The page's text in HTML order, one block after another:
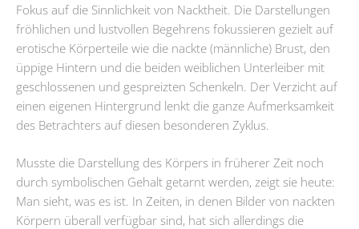
Fokus auf die Sinnlichkeit von Nacktheit. Die Darstellungen
fröhlichen und lustvollen Begehrens fokussieren gezielt auf
erotische Körperteile wie die nackte (männliche) Brust, den
üppige Hintern und die beiden weiblichen Unterleiber mit
geschlossenen und gespreizten Schenkeln. Der Verzicht auf
einen eigenen Hintergrund lenkt die ganze Aufmerksamkeit
des Betrachters auf diesen besonderen Zyklus.
Musste die Darstellung des Körpers in früherer Zeit noch
durch symbolischen Gehalt getarnt werden, zeigt sie heute:
Man sieht, was es ist. In Zeiten, in denen Bilder von nackten
Körpern überall verfügbar sind, hat sich allerdings die